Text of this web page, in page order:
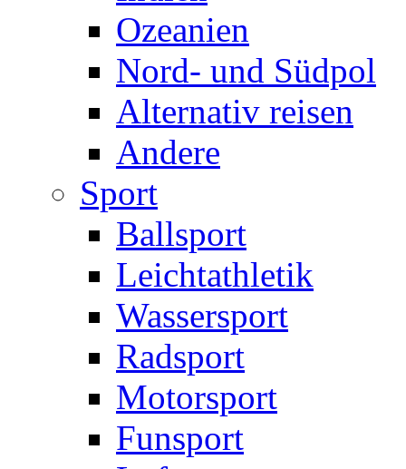
Ozeanien
Nord- und Südpol
Alternativ reisen
Andere
Sport
Ballsport
Leichtathletik
Wassersport
Radsport
Motorsport
Funsport